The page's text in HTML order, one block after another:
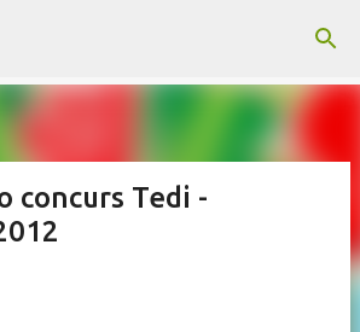
la conținutul principal
concurs Tedi -